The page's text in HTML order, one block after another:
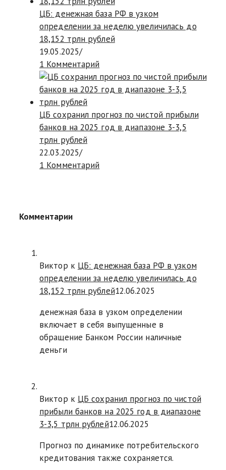
ЦБ: денежная база РФ в узком
определении за неделю увеличилась до
18,152 трлн рублей
19.05.2025/
1 Комментарий
ЦБ сохранил прогноз по чистой прибыли
банков на 2025 год в диапазоне 3-3,5
трлн рублей
22.03.2025/
1 Комментарий
Комментарии
Виктор к ЦБ: денежная база РФ в узком
определении за неделю увеличилась до
18,152 трлн рублей12.06.2025
денежная база в узком определении
включает в себя выпущенные в
обращение Банком России наличные
деньги
Виктор к ЦБ сохранил прогноз по чистой
прибыли банков на 2025 год в диапазоне
3-3,5 трлн рублей12.06.2025
Прогноз по динамике потребительского
кредитования также сохраняется.